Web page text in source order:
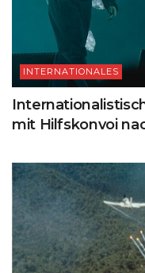
INTERNATIONALES
mit Hilfskonvoi